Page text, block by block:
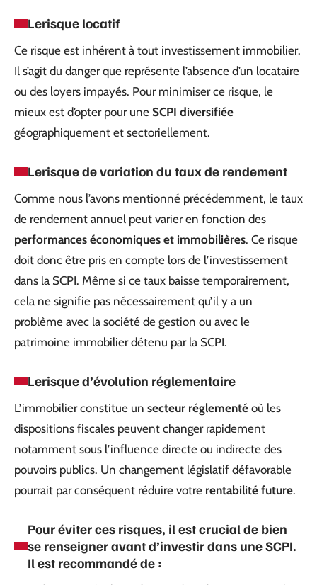
Lerisque locatif
Ce risque est inhérent à tout investissement immobilier.
Il s’agit du danger que représente l’absence d’un locataire
ou des loyers impayés. Pour minimiser ce risque, le
mieux est d’opter pour une SCPI diversifiée
géographiquement et sectoriellement.
Lerisque de variation du taux de rendement
Comme nous l’avons mentionné précédemment, le taux
de rendement annuel peut varier en fonction des
performances économiques et immobilières. Ce risque
doit donc être pris en compte lors de l’investissement
dans la SCPI. Même si ce taux baisse temporairement,
cela ne signifie pas nécessairement qu’il y a un
problème avec la société de gestion ou avec le
patrimoine immobilier détenu par la SCPI.
Lerisque d’évolution réglementaire
L’immobilier constitue un secteur réglementé où les
dispositions fiscales peuvent changer rapidement
notamment sous l’influence directe ou indirecte des
pouvoirs publics. Un changement législatif défavorable
pourrait par conséquent réduire votre rentabilité future.
Pour éviter ces risques, il est crucial de bien
se renseigner avant d’investir dans une SCPI.
Il est recommandé de :